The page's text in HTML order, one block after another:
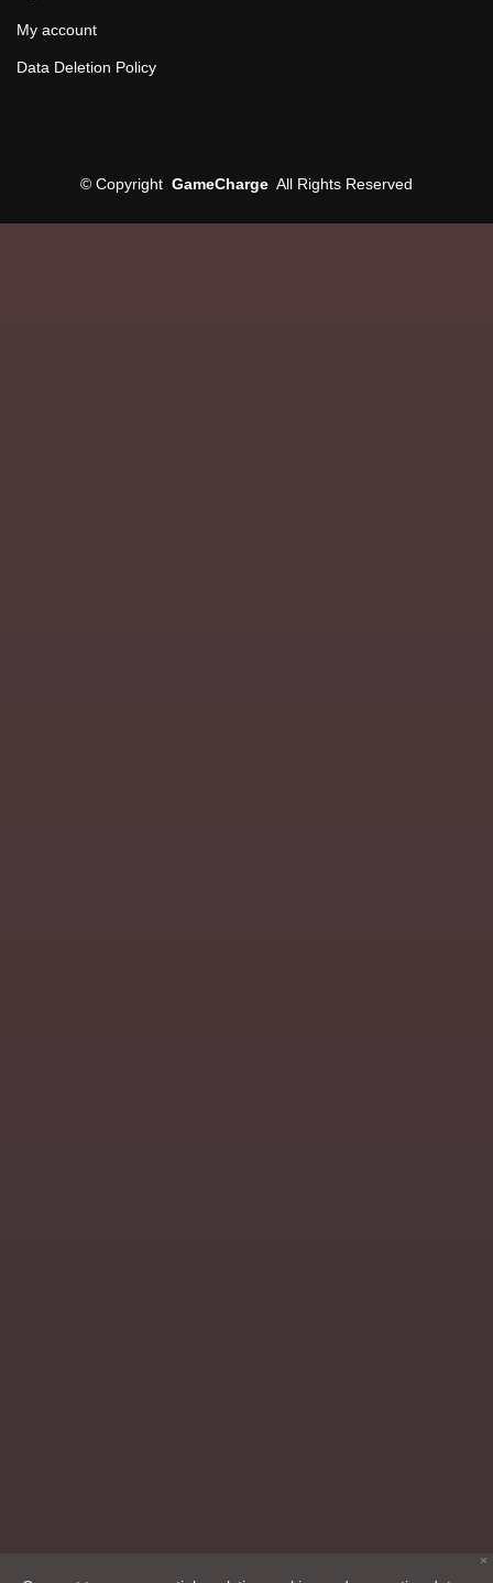
My account
Data Deletion Policy
© Copyright GameCharge All Rights Reserved